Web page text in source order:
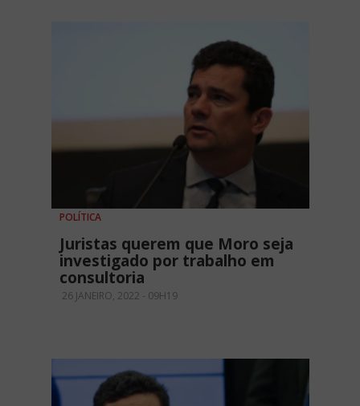
POLÍTICA
Juristas querem que Moro seja
investigado por trabalho em
consultoria
26 JANEIRO, 2022 - 09H19